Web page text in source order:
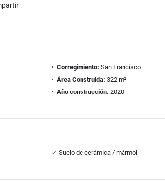
Corregimiento: San Francisco
Área Construida: 322 m²
Año construcción: 2020
Suelo de cerámica / mármol